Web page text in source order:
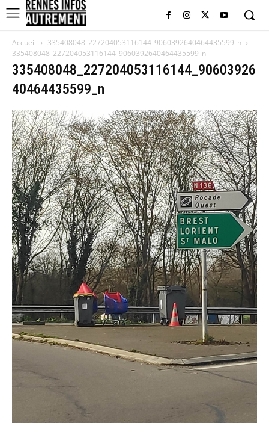
Accueil
335408048_227204053116144_9060392640464435599_n
335408048_227204053116144_9060392640464435599_n
335408048_227204053116144_90603926
40464435599_n